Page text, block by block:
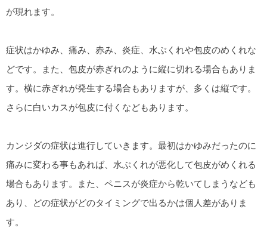
が現れます。
症状はかゆみ、痛み、赤み、炎症、水ぶくれや包皮のめくれな
どです。また、包皮が赤ぎれのように縦に切れる場合もありま
す。横に赤ぎれが発生する場合もありますが、多くは縦です。
さらに白いカスが包皮に付くなどもあります。
カンジダの症状は進行していきます。最初はかゆみだったのに
痛みに変わる事もあれば、水ぶくれが悪化して包皮がめくれる
場合もあります。また、ペニスが炎症から乾いてしまうなども
あり、どの症状がどのタイミングで出るかは個人差がありま
す。